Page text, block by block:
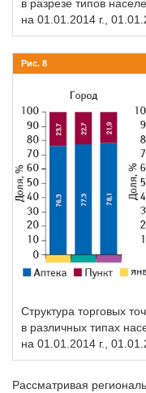
в разрезе типов
на 01.01.2014 г.,
Рис. 8
Структура торговых
в различных типах
на 01.01.2014 г.,
Рассматривая